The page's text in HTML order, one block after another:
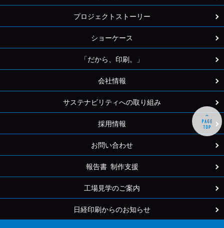
プロジェクトストーリー
ショーケース
「だから、印刷。」
会社情報
サステナビリティへの取り組み
採用情報
お問い合わせ
報告書 制作支援
工場見学のご案内
日経印刷からのお知らせ